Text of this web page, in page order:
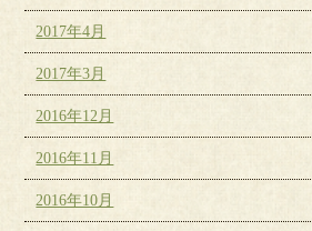
2017年4月
2017年3月
2016年12月
2016年11月
2016年10月